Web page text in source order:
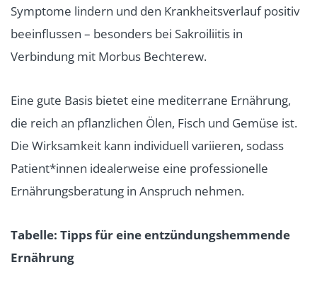
Symptome lindern und den Krankheitsverlauf positiv
beeinflussen – besonders bei Sakroiliitis in
Verbindung mit Morbus Bechterew.
Eine gute Basis bietet eine mediterrane Ernährung,
die reich an pflanzlichen Ölen, Fisch und Gemüse ist.
Die Wirksamkeit kann individuell variieren, sodass
Patient*innen idealerweise eine professionelle
Ernährungsberatung in Anspruch nehmen.
Tabelle: Tipps für eine entzündungshemmende
Ernährung